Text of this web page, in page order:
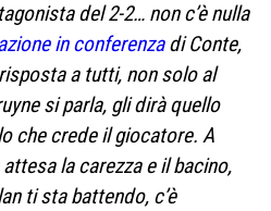
del 2-2… non c’è nulla
in conferenzadi Conte,
a tutti, non solo al
si parla, gli dirà quello
che crede il giocatore. A
la carezza e il bacino,
ti sta battendo, c’è